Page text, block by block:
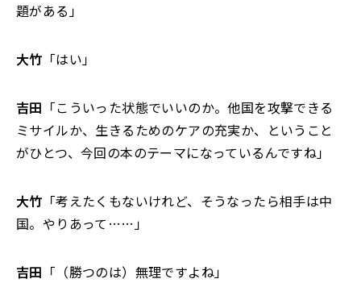
題がある」
大竹 「はい」
吉田 「こういった状態でいいのか。他国を攻撃できる
ミサイルか、生きるためのケアの充実か、ということ
がひとつ、今回の本のテーマになっているんですね」
大竹 「考えたくもないけれど、そうなったら相手は中
国。やりあって……」
吉田 「（勝つのは）無理ですよね」